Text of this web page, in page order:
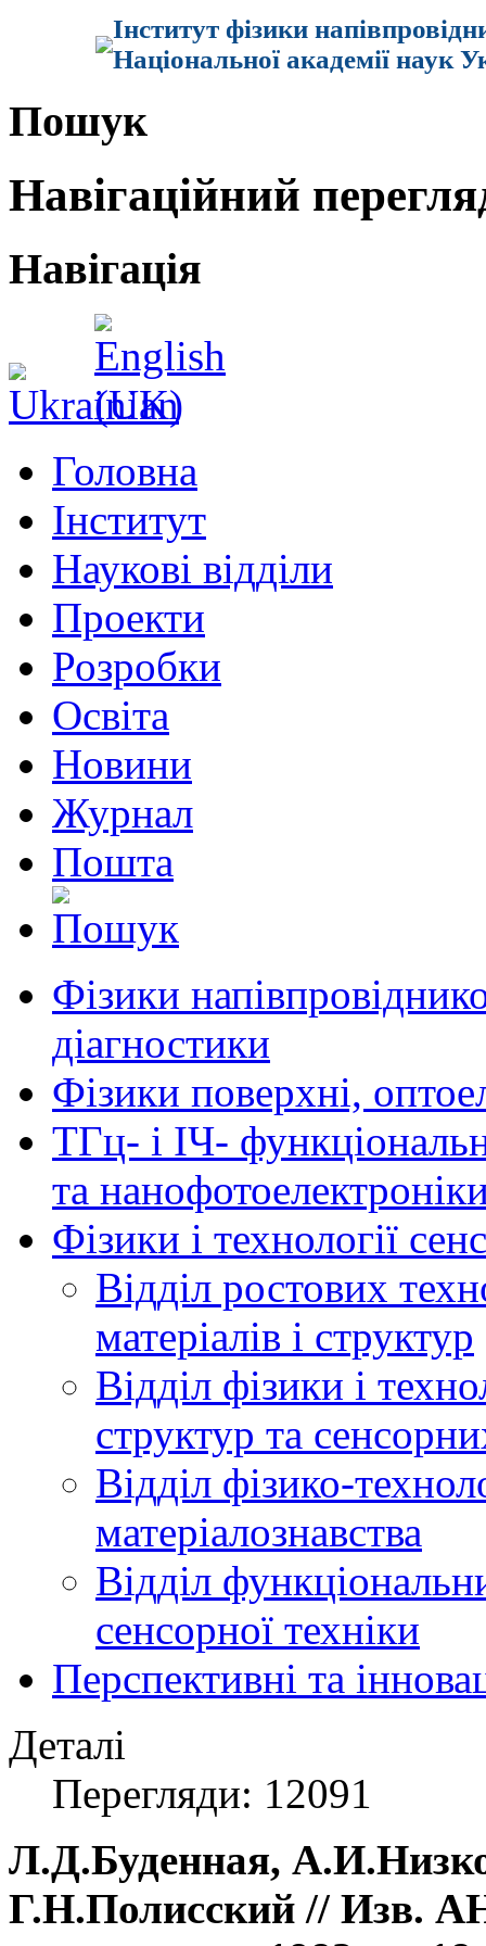
Інститут фізики
Національної академії наук
Пошук
Навігаційний
Навігація
Головна
Інститут
Наукові відділи
Проекти
Розробки
Освіта
Новини
Журнал
Пошта
Фізики
діагностики
Фізики поверхні,
ТГц- і ІЧ-
та
Фізики і технології
Відділ ростових
матеріалів і структур
Відділ фізики і
структур та
Відділ фізико-
матеріалознавства
Відділ
сенсорної техніки
Перспективні та
Деталі
Перегляди: 12091
Л.Д.Буденная,
Г.Н.Полисский // Изв.